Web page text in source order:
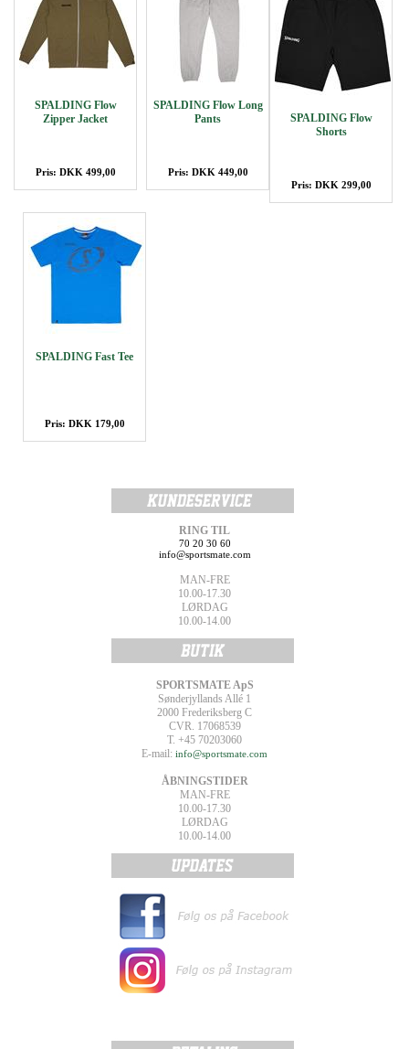
SPALDING Flow
Zipper Jacket
Pris: DKK 499,00
SPALDING Flow Long
Pants
Pris: DKK 449,00
SPALDING Flow
Shorts
Pris: DKK 299,00
SPALDING Fast Tee
Pris: DKK 179,00
RING TIL
70 20 30 60
info@sportsmate.com
MAN-FRE
10.00-17.30
LØRDAG
10.00-14.00
SPORTSMATE ApS
Sønderjyllands Allé 1
2000 Frederiksberg C
CVR. 17068539
T. +45 70203060
E-mail: info@sportsmate.com
ÅBNINGSTIDER
MAN-FRE
10.00-17.30
LØRDAG
10.00-14.00